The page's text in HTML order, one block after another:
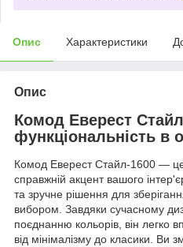
Опис Характеристики
Опис
Комод Еверест
функціональність в
Комод Еверест Стайл-1600 —
справжній акцент вашого
та зручне рішення для
вибором. Завдяки сучасному
поєднанню кольорів, він легко
від мінімалізму до класики. Ви